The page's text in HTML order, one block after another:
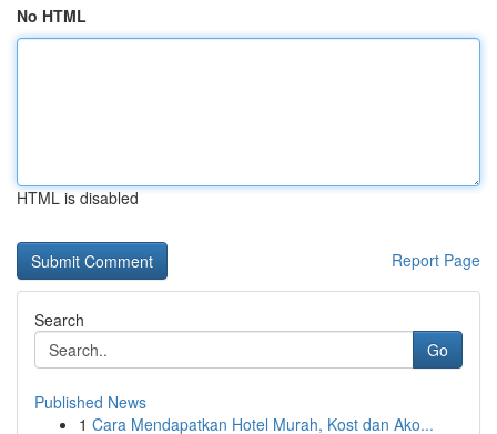
No HTML
HTML is disabled
Report Page
Search
Go
Published News
1 Cara Mendapatkan Hotel Murah, Kost dan Ako...